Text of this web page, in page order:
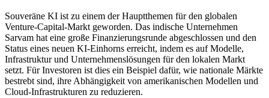
Souveräne KI ist zu einem der Hauptthemen für den globalen
Venture-Capital-Markt geworden. Das indische Unternehmen
Sarvam hat eine große Finanzierungsrunde abgeschlossen und den
Status eines neuen KI-Einhorns erreicht, indem es auf Modelle,
Infrastruktur und Unternehmenslösungen für den lokalen Markt
setzt. Für Investoren ist dies ein Beispiel dafür, wie nationale Märkte
bestrebt sind, ihre Abhängigkeit von amerikanischen Modellen und
Cloud-Infrastrukturen zu reduzieren.